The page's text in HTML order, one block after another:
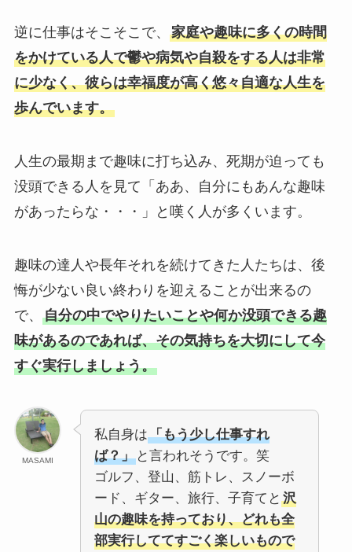
逆に仕事はそこそこで、 家庭や趣味に多くの時間
をかけている人で鬱や病気や自殺をする人は非常
に少なく、彼らは幸福度が高く悠々自適な人生を
歩んでいます。
人生の最期まで趣味に打ち込み、死期が迫っても
没頭できる人を見て「ああ、自分にもあんな趣味
があったらな・・・」と嘆く人が多くいます。
趣味の達人や長年それを続けてきた人たちは、後
悔が少ない良い終わりを迎えることが出来るの
で、 自分の中でやりたいことや何か没頭できる趣
味があるのであれば、その気持ちを大切にして今
すぐ実行しましょう。
MASAMI
私自身は「もう少し仕事すれ
ば？」と言われそうです。笑
ゴルフ、登山、筋トレ、スノーボ
ード、ギター、旅行、子育てと 沢
山の趣味を持っており、どれも全
部実行しててすごく楽しいもので